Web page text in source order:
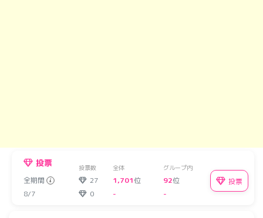
投票 投票数 全体 グループ内
全期間 27 1,701位 92位
8/7
0 - -
投票